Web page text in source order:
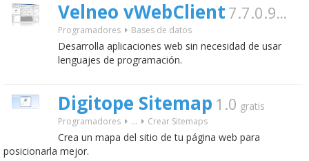
Velneo vWebClient 7.7.0.9806
Programadores Bases de datos
Desarrolla aplicaciones web sin necesidad de usar
lenguajes de programación.
Digitope Sitemap 1.0 gratis
Programadores ... Crear Sitemaps
Crea un mapa del sitio de tu página web para
posicionarla mejor.